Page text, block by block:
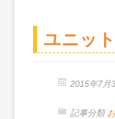
ユニッ
2015年7月
記事分類